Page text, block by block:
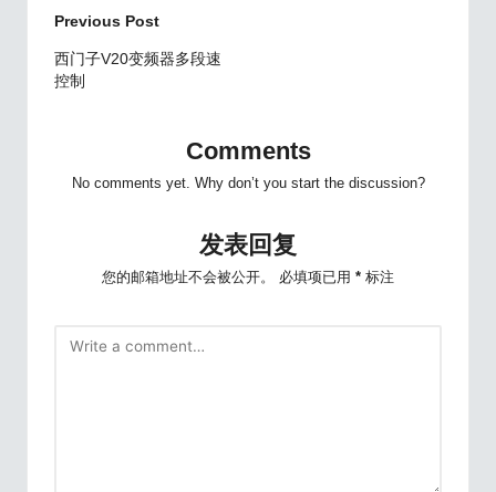
Post
navigation
Previous Post
西门子V20变频器多段速
控制
Comments
No comments yet. Why don’t you start the discussion?
发表回复
您的邮箱地址不会被公开。 必填项已用 * 标注